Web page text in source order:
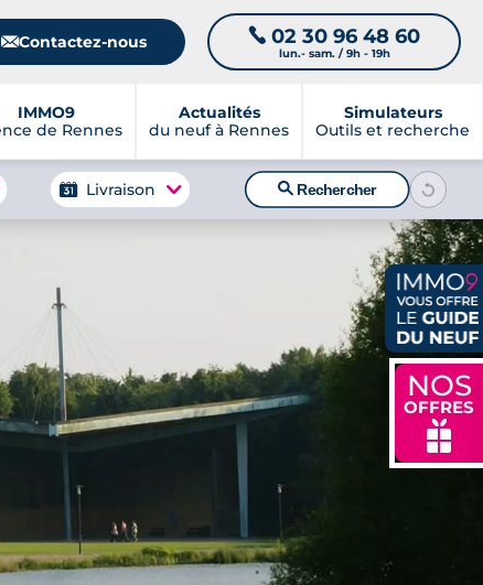
📧Contactez-nous 📞 02 30 96 48 60
lun.- sam. / 9h - 19h
IMMO9
de Rennes
Actualités
du neuf à Rennes
Simulateurs
Outils et recherche
NOS
OFFRES
🎁
Livraison 🔍Rechercher